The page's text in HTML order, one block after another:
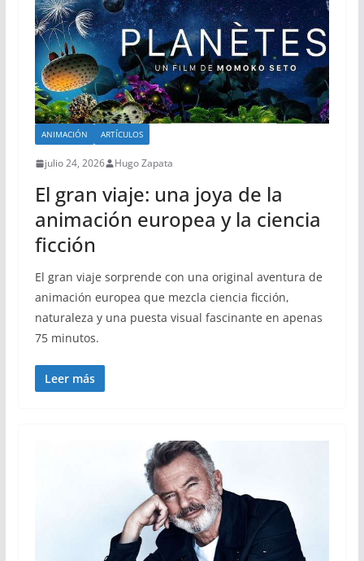
ANIMACIÓN ARTÍCULOS
julio 24, 2026 Hugo Zapata
El gran viaje: una joya de la
animación europea y la ciencia
ficción
El gran viaje sorprende con una original aventura de
animación europea que mezcla ciencia ficción,
naturaleza y una puesta visual fascinante en apenas
75 minutos.
Leer más